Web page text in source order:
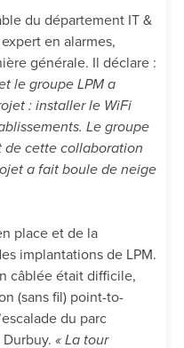
du département IT &
en alarmes,
générale. Il déclare :
le groupe LPM a
: installer le WiFi
Le groupe
de cette collaboration
a fait boule de neige
place et de la
implantations de LPM.
câblée était difficile,
(sans fil) point-to-
du parc
« La tour